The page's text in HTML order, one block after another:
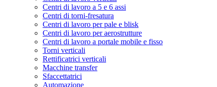
Centri di lavoro a 5 e 6 assi
Centri di torni-fresatura
Centri di lavoro per pale e blisk
Centri di lavoro per aerostrutture
Centri di lavoro a portale mobile e fisso
Torni verticali
Rettificatrici verticali
Macchine transfer
Sfaccettatrici
Automazione